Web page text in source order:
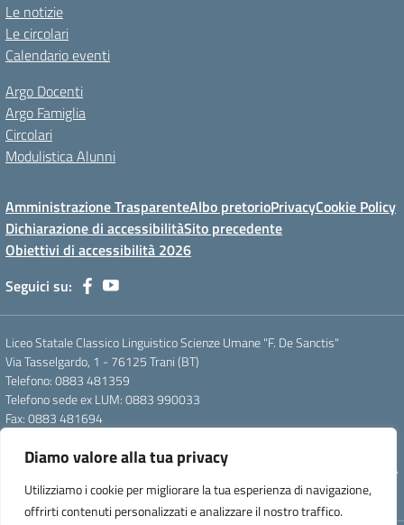
Diamo valore alla tua privacy
Utilizziamo i cookie per migliorare la tua esperienza di navigazione,
offrirti contenuti personalizzati e analizzare il nostro traffico.
Le notizie
Le circolari
Calendario eventi
Argo Docenti
Argo Famiglia
Circolari
Modulistica Alunni
Amministrazione TrasparenteAlbo pretorioPrivacyCookie Policy
Dichiarazione di accessibilitàSito precedente
Obiettivi di accessibilità 2026
Seguici su:
Liceo Statale Classico Linguistico Scienze Umane "F. De Sanctis"
Via Tasselgardo, 1 - 76125 Trani (BT)
Telefono: 0883 481359
Telefono sede ex LUM: 0883 990033
Fax: 0883 481694
Pec: btpc210007@pec.istruzione.it
Codice Meccanografico: istsc_btpc210007 - Codice Fiscale: 92058830727
- Codice Univoco d'ufficio: UFG4S9